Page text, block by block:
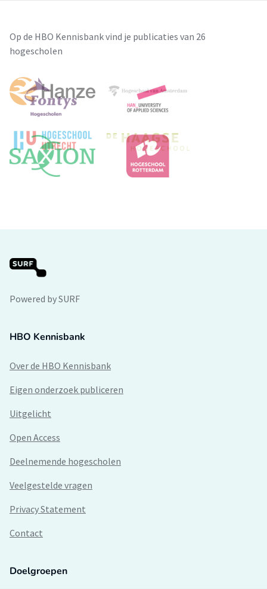
Op de HBO Kennisbank vind je publicaties van 26
hogescholen
Powered by SURF
HBO Kennisbank
Over de HBO Kennisbank
Eigen onderzoek publiceren
Uitgelicht
Open Access
Deelnemende hogescholen
Veelgestelde vragen
Privacy Statement
Contact
Doelgroepen